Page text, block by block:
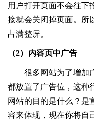
用户打开页面不会往下
接就会关闭掉页面。所
占满整屏。
（2）内容页中广告
很多网站为了增加
都放置了广告位，这种
网站的目的是什么？是
容来体现，现在你将自